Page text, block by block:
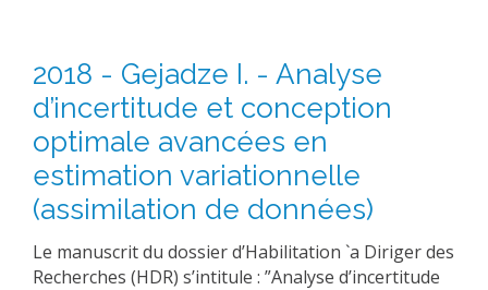
2018 - Gejadze I. - Analyse
d’incertitude et conception
optimale avancées en
estimation variationnelle
(assimilation de données)
Le manuscrit du dossier d’Habilitation `a Diriger des
Recherches (HDR) s’intitule : ”Analyse d’incertitude